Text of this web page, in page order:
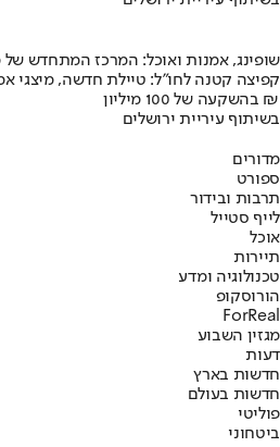
שופינג, אמנות ואוכל: המרכז המתחדש
קפיצה קטנה לחו"ל: טיילת חדשה, מיצגי
בהשקעה של 100 מיליון ₪
בשיתוף עיריית ירושלים
מדורים
ספורט
תרבות ובידור
לייף סטייל
אוכל
תיירות
טכנולוגיה ומדע
הורוסקופ
ForReal
מגזין השבוע
דעות
חדשות בארץ
חדשות בעולם
פוליטי
ביטחוני